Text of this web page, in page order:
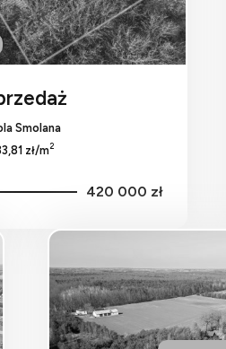
Smolana
zł/m2
420 000 zł
do ulubionych